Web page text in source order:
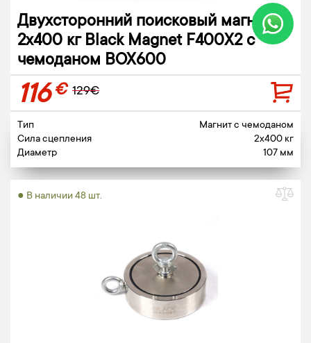
Двухсторонний поисковый магнит
2х400 кг Black Magnet F400X2 c
чемоданом BOX600
116€ 129€
Тип
Магнит c чемоданом
Сила сцепления
2x400 кг
Диаметр
107 мм
● В наличии 48 шт.